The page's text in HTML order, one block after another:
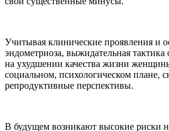
Учитывая клинические проявления и
эндометриоза, выжидательная тактика
на ухудшении качества жизни
социальном, психологическом плане,
репродуктивные перспективы.
В будущем возникают высокие риски